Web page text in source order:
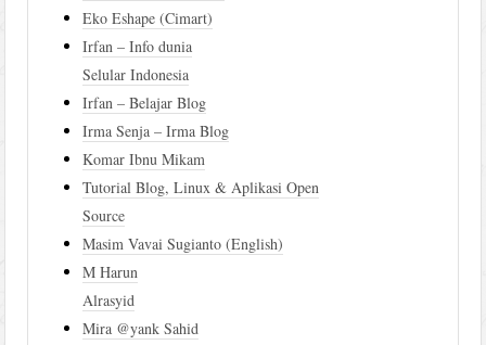
Eko Eshape (Cimart)
Irfan – Info dunia
Selular Indonesia
Irfan – Belajar Blog
Irma Senja – Irma Blog
Komar Ibnu Mikam
Tutorial Blog, Linux & Aplikasi Open
Source
Masim Vavai Sugianto (English)
M Harun
Alrasyid
Mira @yank Sahid